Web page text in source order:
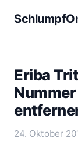
Eriba
24. Oktober